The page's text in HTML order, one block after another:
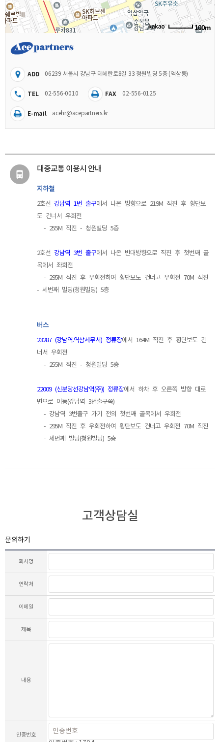
100m
ADD 06239 서울시 강남구 테헤란로8길 33 청원빌딩 5층 (역삼동)
TEL 02-556-0010 FAX 02-556-0125
E-mail acehr@acepartners.kr
대중교통 이용시 안내
지하철
2호선 강남역 1번 출구에서 나온 방향으로 219M 직진 후 횡단보
도 건너서 우회전
- 255M 직진 - 청원빌딩 5층
2호선 강남역 3번 출구에서 나온 반대방향으로 직진 후 첫번째 골
목에서 좌회전
- 295M 직진 후 우회전하여 횡단보도 건너고 우회전 70M 직진
- 세번째 빌딩(청원빌딩) 5층
버스
23287 (강남역.역삼세무서) 정류장에서 164M 직진 후 횡단보도 건
너서 우회전
- 255M 직진 - 청원빌딩 5층
22009 (신분당선강남역(주)) 정류장에서 하차 후 오른쪽 방향 대로
변으로 이동(강남역 3번출구쪽)
- 강남역 3번출구 가기 전의 첫번째 골목에서 우회전
- 295M 직진 후 우회전하여 횡단보도 건너고 우회전 70M 직진
- 세번째 빌딩(청원빌딩) 5층
고객상담실
문의하기
회사명
연락처
이메일
제목
내용
인증번호